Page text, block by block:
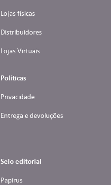
Lojas físicas
Distribuidores
Lojas Virtuais
Políticas
Privacidade
Entrega e devoluções
Selo editorial
Papirus